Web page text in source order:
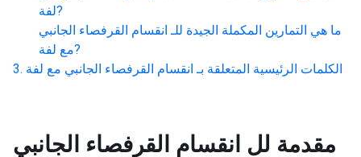
لفة?
ما هي التمارين المكملة الجيدة للـ انقسام القرفصاء الجانبي
مع لفة?
الكلمات الرئيسية المتعلقة بـ انقسام القرفصاء الجانبي مع لفة
مقدمة لل انقسام القرفصاء الجانبي